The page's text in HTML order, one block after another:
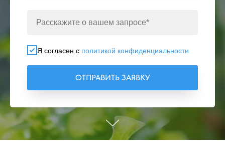
Я согласен с политикой конфиденциальности
ОТПРАВИТЬ ЗАЯВКУ